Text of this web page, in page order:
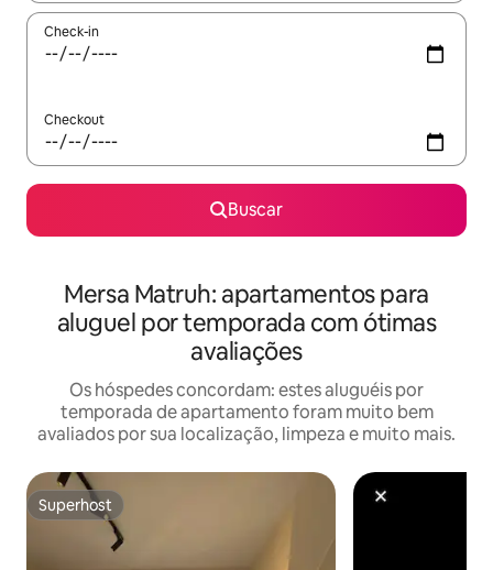
Check-in
Checkout
Buscar
Mersa Matruh: apartamentos para
aluguel por temporada com ótimas
avaliações
Os hóspedes concordam: estes aluguéis por
temporada de apartamento foram muito bem
avaliados por sua localização, limpeza e muito mais.
Superhost
Superhost